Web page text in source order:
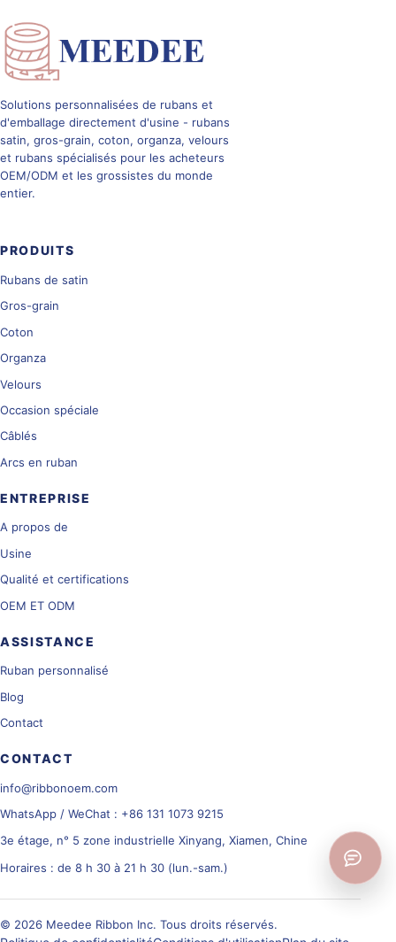
Solutions personnalisées de rubans et
d'emballage directement d'usine - rubans
satin, gros-grain, coton, organza, velours
et rubans spécialisés pour les acheteurs
OEM/ODM et les grossistes du monde
entier.
PRODUITS
Rubans de satin
Gros-grain
Coton
Organza
Velours
Occasion spéciale
Câblés
Arcs en ruban
ENTREPRISE
A propos de
Usine
Qualité et certifications
OEM ET ODM
ASSISTANCE
Ruban personnalisé
Blog
Contact
CONTACT
info@ribbonoem.com
WhatsApp / WeChat : +86 131 1073 9215
3e étage, n° 5 zone industrielle Xinyang, Xiamen, Chine
Horaires : de 8 h 30 à 21 h 30 (lun.-sam.)
© 2026 Meedee Ribbon Inc. Tous droits réservés.